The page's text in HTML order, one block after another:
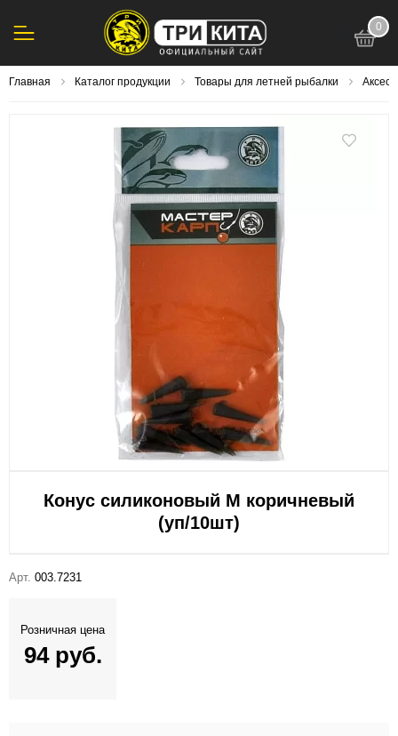
0
Главная Каталог продукции Товары для летней рыбалки
Конус силиконовый М коричневый
(уп/10шт)
Арт. 003.7231
Розничная цена
94 руб.